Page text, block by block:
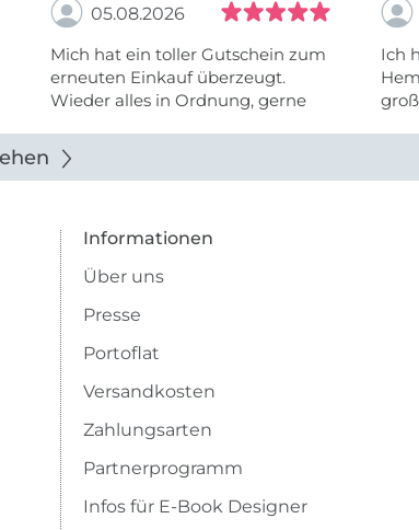
05.08.2026
Mich hat ein toller Gutschein zum
erneuten Einkauf überzeugt.
Wieder alles in Ordnung, gerne
Ich
Informationen
Über uns
Presse
Portoflat
Versandkosten
Zahlungsarten
Partnerprogramm
Infos für E-Book Designer